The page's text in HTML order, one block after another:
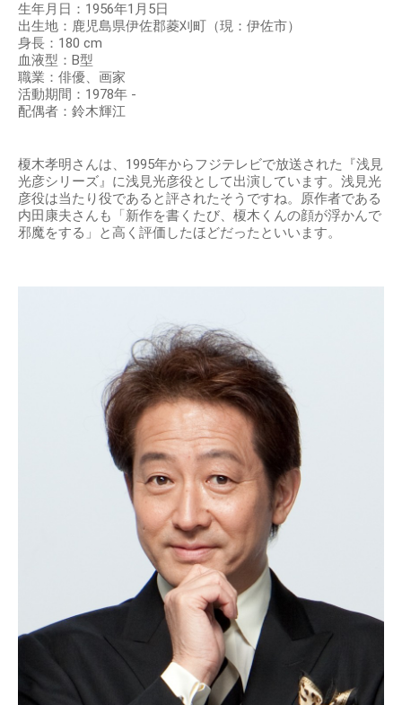
生年月日：1956年1月5日
出生地：鹿児島県伊佐郡菱刈町（現：伊佐市）
身長：180 cm
血液型：B型
職業：俳優、画家
活動期間：1978年 -
配偶者：鈴木輝江
榎木孝明さんは、1995年からフジテレビで放送された『浅見
光彦シリーズ』に浅見光彦役として出演しています。浅見光
彦役は当たり役であると評されたそうですね。原作者である
内田康夫さんも「新作を書くたび、榎木くんの顔が浮かんで
邪魔をする」と高く評価したほどだったといいます。